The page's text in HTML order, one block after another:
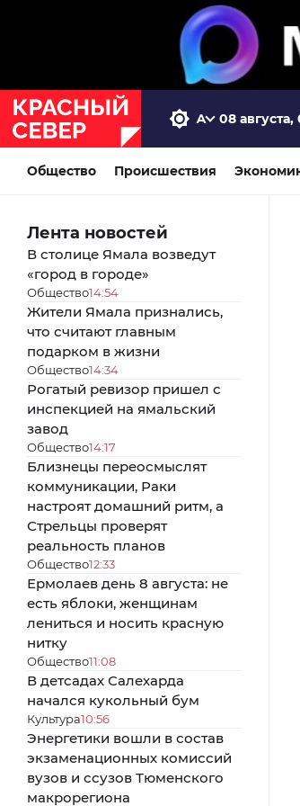
08 августа,
Общество Происшествия
Лента новостей
В столице Ямала возведут
«город в городе»
Общество14:54
Жители Ямала признались,
что считают главным
подарком в жизни
Общество14:34
Рогатый ревизор пришел с
инспекцией на ямальский
завод
Общество14:17
Близнецы переосмыслят
коммуникации, Раки
настроят домашний ритм, а
Стрельцы проверят
реальность планов
Общество12:33
Ермолаев день 8 августа: не
есть яблоки, женщинам
лениться и носить красную
нитку
Общество11:08
В детсадах Салехарда
начался кукольный бум
Культура10:56
Энергетики вошли в состав
экзаменационных комиссий
вузов и ссузов Тюменского
макрорегиона